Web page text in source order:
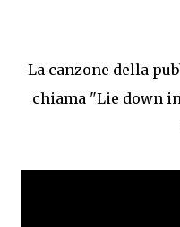
La canzone della
chiama "Lie down